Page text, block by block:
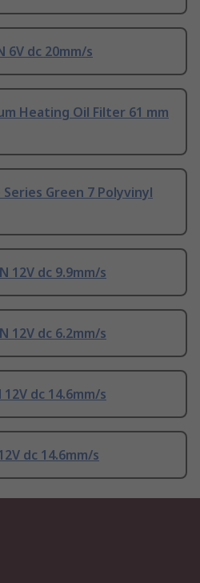
6V dc 20mm/s
Heating Oil Filter 61 mm
Series Green 7 Polyvinyl
12V dc 9.9mm/s
12V dc 6.2mm/s
12V dc 14.6mm/s
dc 14.6mm/s